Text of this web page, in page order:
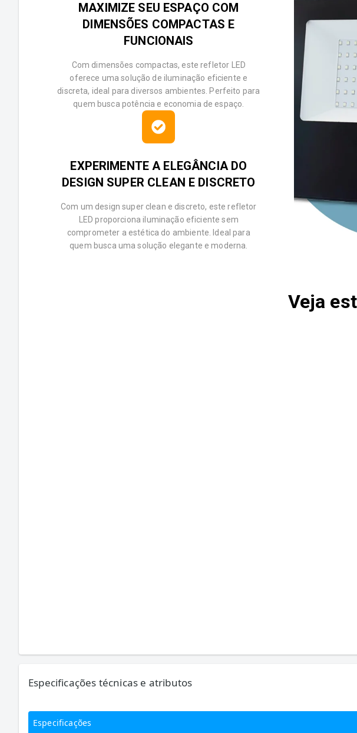
MAXIMIZE SEU ESPAÇO COM
DIMENSÕES COMPACTAS E
FUNCIONAIS
Com dimensões compactas, este refletor LED
oferece uma solução de iluminação eficiente e
discreta, ideal para diversos ambientes. Perfeito para
quem busca potência e economia de espaço.
EXPERIMENTE A ELEGÂNCIA DO
DESIGN SUPER CLEAN E DISCRETO
Com um design super clean e discreto, este refletor
LED proporciona iluminação eficiente sem
comprometer a estética do ambiente. Ideal para
quem busca uma solução elegante e moderna.
Veja
Especificações técnicas e atributos
Especificações